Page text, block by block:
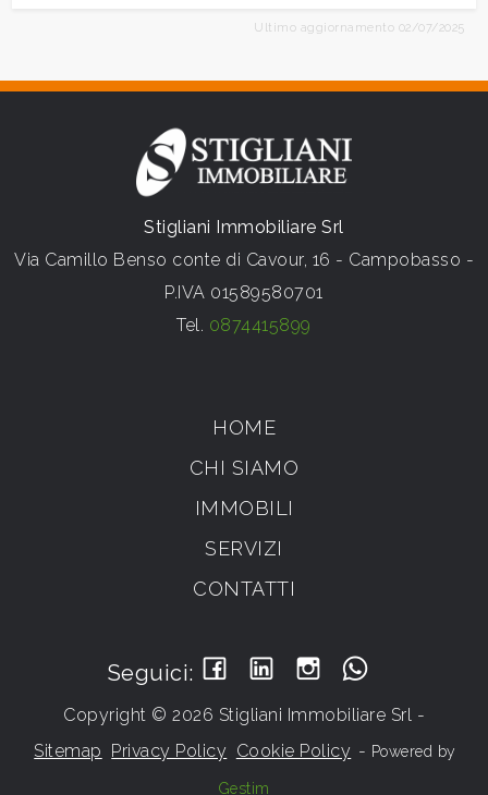
Ultimo aggiornamento 02/07/2025
Stigliani Immobiliare Srl
Via Camillo Benso conte di Cavour, 16 - Campobasso -
P.IVA 01589580701
Tel. 0874415899
HOME
CHI SIAMO
IMMOBILI
SERVIZI
CONTATTI
Seguici:
Copyright © 2026 Stigliani Immobiliare Srl -
Sitemap Privacy Policy Cookie Policy - Powered by
Gestim